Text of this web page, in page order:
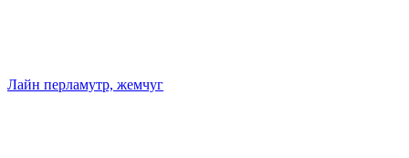
Лайн перламутр, жемчуг